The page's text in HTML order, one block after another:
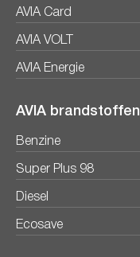
AVIA Card
AVIA VOLT
AVIA Energie
AVIA brandstoffen
Benzine
Super Plus 98
Diesel
Ecosave